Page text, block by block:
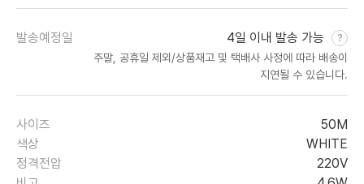
발송예정일 4일 이내 발송 가능
주말, 공휴일 제외/상품재고 및 택배사 사정에 따라 배송이
지연될 수 있습니다.
사이즈
50M
색상
WHITE
정격전압
220V